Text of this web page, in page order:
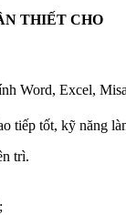
THIẾT CHO
Word, Excel, Misa
tốt, kỹ năng
trì.